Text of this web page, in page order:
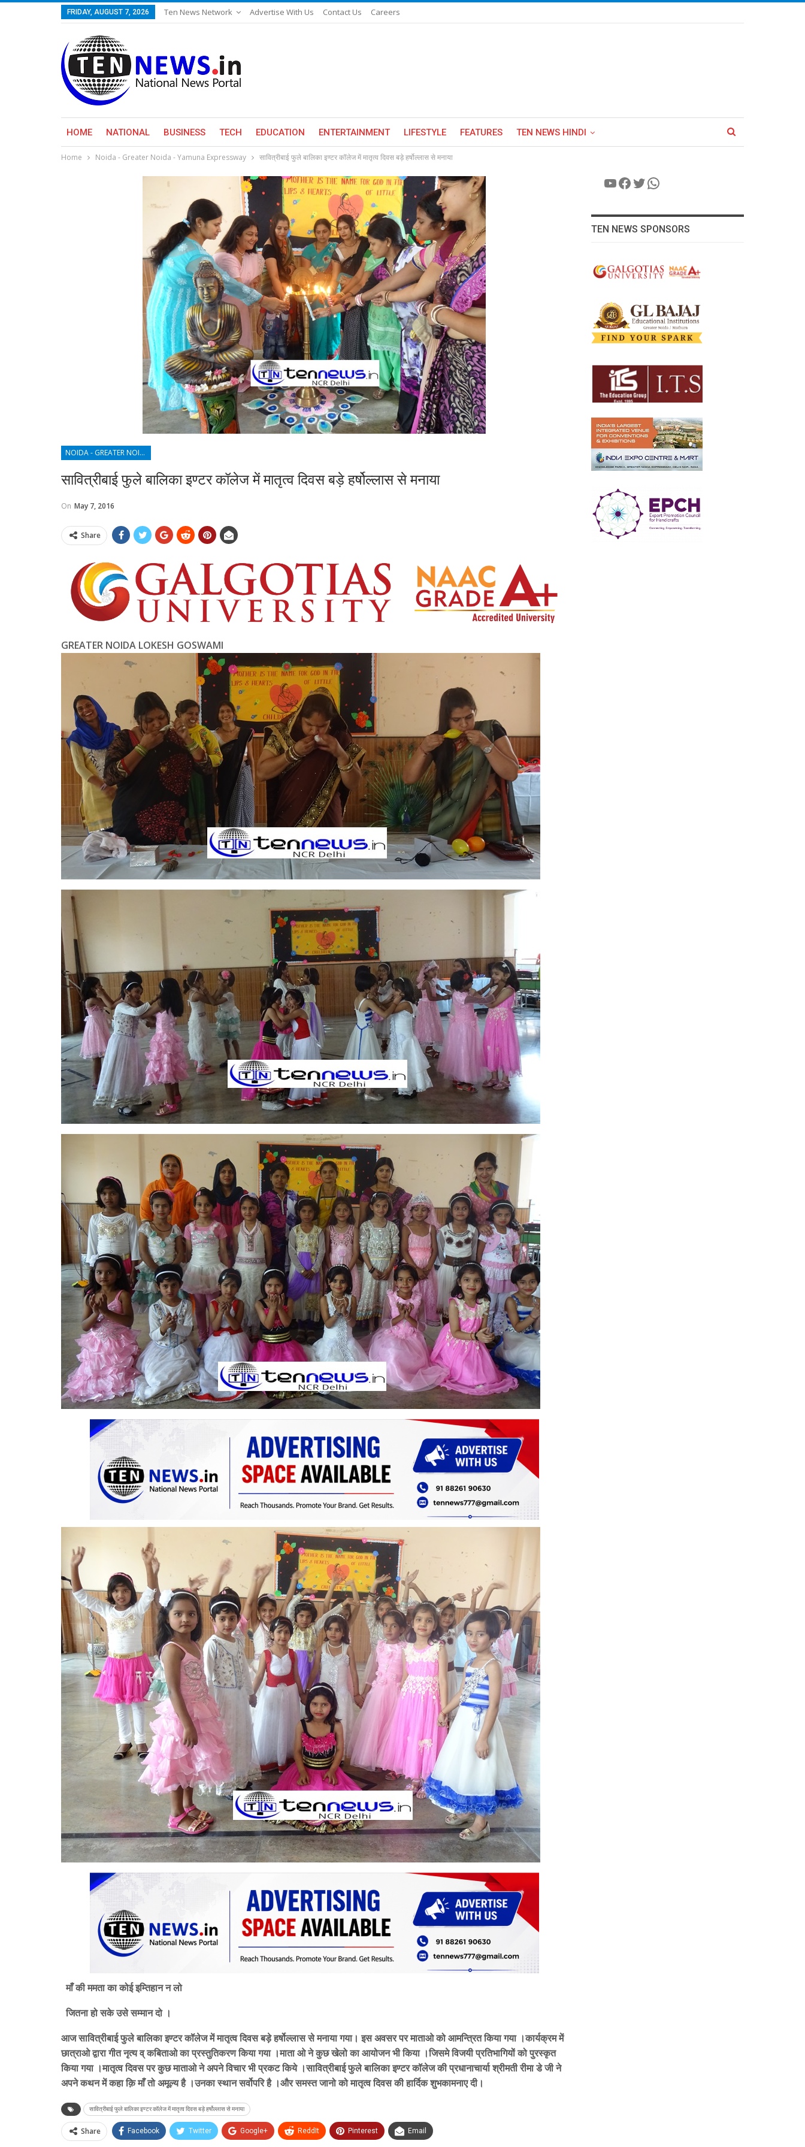
FRIDAY, AUGUST 7, 2026 Ten News Network Advertise With Us Contact Us Careers
HOME NATIONAL BUSINESS TECH EDUCATION ENTERTAINMENT LIFESTYLE FEATURES TEN NEWS HINDI
Home Noida - Greater Noida - Yamuna Expressway सावित्रीबाई फुले बालिका इण्टर कॉलेज में मातृत्व दिवस बड़े हर्षोल्लास से मनाया
NOIDA - GREATER NOIDA - YAMUNA EXPRESSWAY
सावित्रीबाई फुले बालिका इण्टर कॉलेज में मातृत्व दिवस बड़े हर्षोल्लास से मनाया
On May 7, 2016
Share
GREATER NOIDA LOKESH GOSWAMI
माँ की ममता का कोई इम्तिहान न लो
जितना हो सके उसे सम्मान दो ।
आज सावित्रीबाई फुले बालिका इण्टर कॉलेज में मातृत्व दिवस बड़े हर्षोल्लास से मनाया गया। इस अवसर पर माताओ को आमन्त्रित किया गया ।कार्यक्रम में
छात्राओ द्वारा गीत नृत्य व् कबिताओ का प्रस्तुतिकरण किया गया ।माता ओ ने कुछ खेलो का आयोजन भी किया ।जिसमे विजयी प्रतिभागियों को पुरस्कृत
किया गया ।मातृत्व दिवस पर कुछ माताओ ने अपने विचार भी प्रकट किये ।सावित्रीबाई फुले बालिका इण्टर कॉलेज की प्रधानाचार्या श्रीमती रीमा डे जी ने
अपने कथन में कहा क़ि माँ तो अमूल्य है ।उनका स्थान सर्वोपरि है ।और समस्त जानो को मातृत्व दिवस की हार्दिक शुभकामनाए दी।
सावित्रीबाई फुले बालिका इण्टर कॉलेज में मातृत्व दिवस बड़े हर्षोल्लास से मनाया
Share Facebook Twitter Google+ ReddIt Pinterest Email
YouTube
Facebook
Twitter
WhatsApp
TEN NEWS SPONSORS